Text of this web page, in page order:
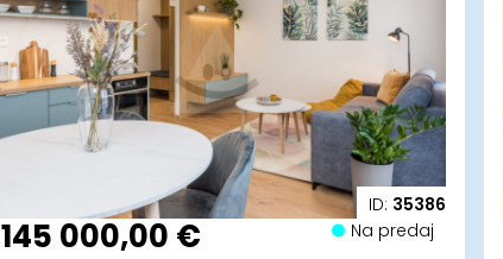
ID: 35386
145 000,00 € Na predaj